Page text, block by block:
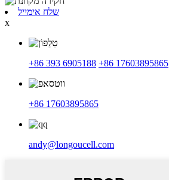
שלח אימייל
x
+86 393 6905188 +86 17603895865
+86 17603895865
andy@longoucell.com